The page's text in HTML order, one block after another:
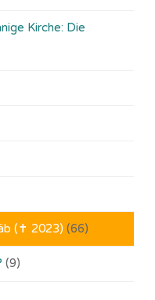
Kirche: Die
(✝ 2023) (66)
(9)